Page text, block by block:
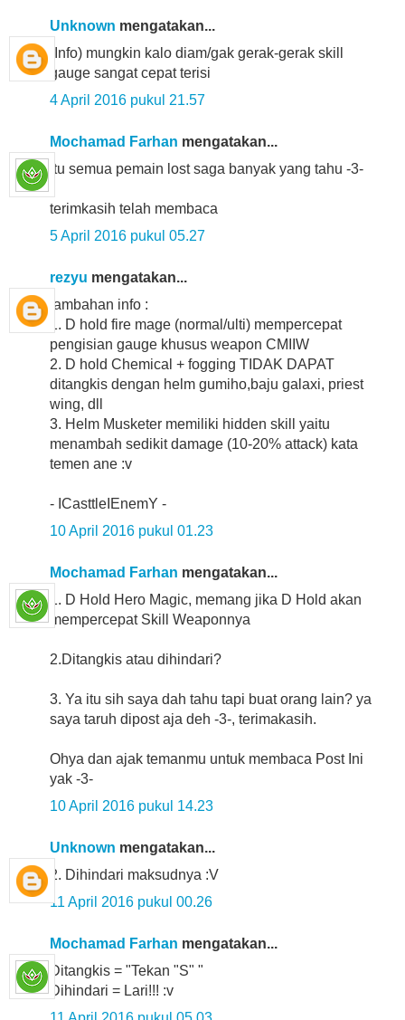
Unknown mengatakan...
(Info) mungkin kalo diam/gak gerak-gerak skill
gauge sangat cepat terisi
4 April 2016 pukul 21.57
Mochamad Farhan mengatakan...
itu semua pemain lost saga banyak yang tahu -3-
terimkasih telah membaca
5 April 2016 pukul 05.27
rezyu mengatakan...
tambahan info :
1. D hold fire mage (normal/ulti) mempercepat
pengisian gauge khusus weapon CMIIW
2. D hold Chemical + fogging TIDAK DAPAT
ditangkis dengan helm gumiho,baju galaxi, priest
wing, dll
3. Helm Musketer memiliki hidden skill yaitu
menambah sedikit damage (10-20% attack) kata
temen ane :v
- ICasttleIEnemY -
10 April 2016 pukul 01.23
Mochamad Farhan mengatakan...
1. D Hold Hero Magic, memang jika D Hold akan
mempercepat Skill Weaponnya
2.Ditangkis atau dihindari?
3. Ya itu sih saya dah tahu tapi buat orang lain? ya
saya taruh dipost aja deh -3-, terimakasih.
Ohya dan ajak temanmu untuk membaca Post Ini
yak -3-
10 April 2016 pukul 14.23
Unknown mengatakan...
2. Dihindari maksudnya :V
11 April 2016 pukul 00.26
Mochamad Farhan mengatakan...
Ditangkis = "Tekan "S" "
Dihindari = Lari!!! :v